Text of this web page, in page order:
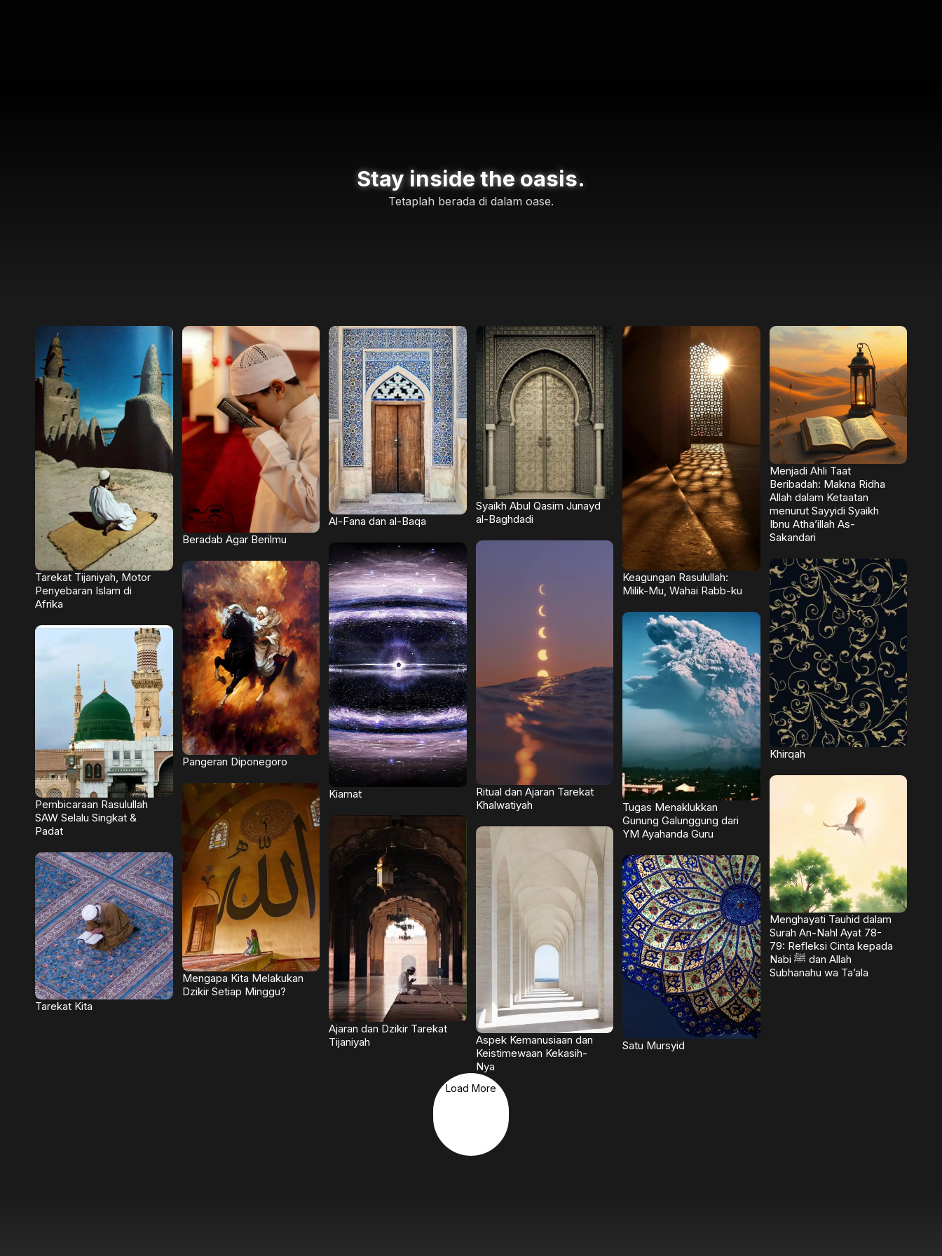
Stay inside the oasis.
Tetaplah berada di dalam oase.
Tarekat Tijaniyah, Motor
Penyebaran Islam di
Afrika
Beradab Agar Berilmu
Al-Fana dan al-Baqa
Syaikh Abul Qasim Junayd
al-Baghdadi
Keagungan Rasulullah:
Milik-Mu, Wahai Rabb-ku
Menjadi Ahli Taat
Beribadah: Makna Ridha
Allah dalam Ketaatan
menurut Sayyidi Syaikh
Ibnu Atha’illah As-
Sakandari
Pembicaraan Rasulullah
SAW Selalu Singkat &
Padat
Pangeran Diponegoro
Kiamat
Ritual dan Ajaran Tarekat
Khalwatiyah
Tugas Menaklukkan
Gunung Galunggung dari
YM Ayahanda Guru
Khirqah
Tarekat Kita
Mengapa Kita Melakukan
Dzikir Setiap Minggu?
Ajaran dan Dzikir Tarekat
Tijaniyah
Aspek Kemanusiaan dan
Keistimewaan Kekasih-
Nya
Satu Mursyid
Menghayati Tauhid dalam
Surah An-Nahl Ayat 78-
79: Refleksi Cinta kepada
Nabi ﷺ dan Allah
Subhanahu wa Ta’ala
Load More